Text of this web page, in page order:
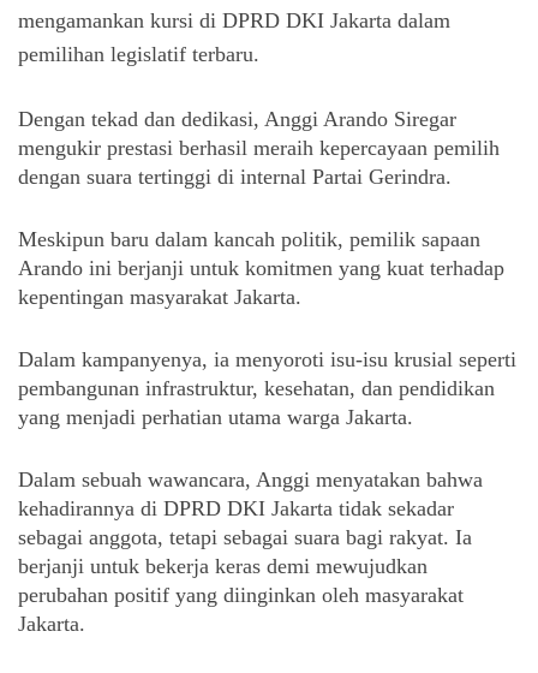
mengamankan kursi di DPRD DKI Jakarta dalam
pemilihan legislatif terbaru.
Dengan tekad dan dedikasi, Anggi Arando Siregar
mengukir prestasi berhasil meraih kepercayaan pemilih
dengan suara tertinggi di internal Partai Gerindra.
Meskipun baru dalam kancah politik, pemilik sapaan
Arando ini berjanji untuk komitmen yang kuat terhadap
kepentingan masyarakat Jakarta.
Dalam kampanyenya, ia menyoroti isu-isu krusial seperti
pembangunan infrastruktur, kesehatan, dan pendidikan
yang menjadi perhatian utama warga Jakarta.
Dalam sebuah wawancara, Anggi menyatakan bahwa
kehadirannya di DPRD DKI Jakarta tidak sekadar
sebagai anggota, tetapi sebagai suara bagi rakyat. Ia
berjanji untuk bekerja keras demi mewujudkan
perubahan positif yang diinginkan oleh masyarakat
Jakarta.